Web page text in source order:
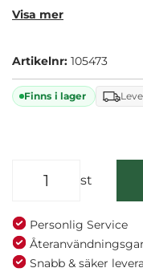
backen fungerar fint
Visa mer
Artikelnr: 105473
Finns i lager
st
Personlig Service
Snabb & säker